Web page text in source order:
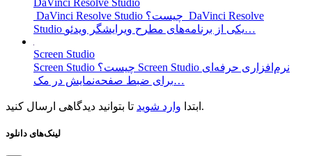
DaVinci Resolve Studio چیست؟ DaVinci Resolve
Studio یکی از برنامه‌های مطرح ویرایشگر ویدئو…
Screen Studio
Screen Studio چیست؟ Screen Studio نرم‌افزاری حرفه‌ای
برای ضبط صفحه‌نمایش در مک…
ابتدا وارد شوید تا بتوانید دیدگاهی ارسال کنید.
لینک‌های دانلود